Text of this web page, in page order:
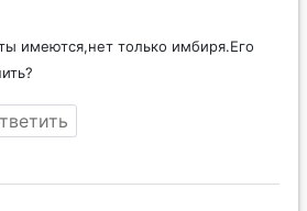
имеются,нет только имбиря.Его